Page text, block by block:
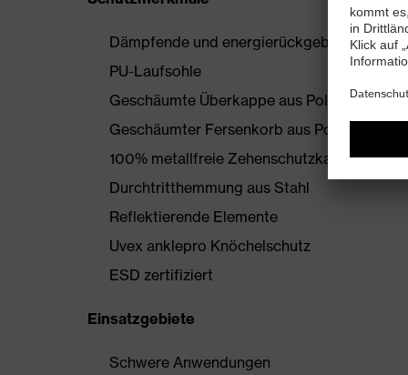
Dämpfende und energierückgebende uvex
PU-Laufsohle
Geschäumte Überkappe aus Polyurethan
Geschäumter Fersenkorb aus Polyurethan
100% metallfreie Zehenschutzkappe
Durchtritthemmung aus Stahl
Reflektierende Elemente
Uvex anklepro Knöchelschutz
ESD zertifiziert
Einsatzgebiete
Schwere Anwendungen